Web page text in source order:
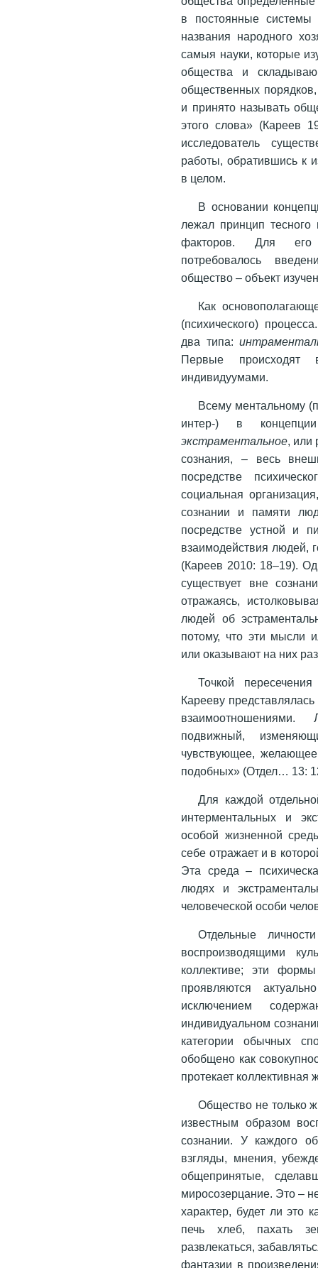
в постоянные
названия народного
самыя науки, которые
общества и
общественных
и принято называть
этого слова» (Кареев
исследователь
работы, обратившись к
в целом.
В основании
лежал принцип тесного
факторов. Для его
потребовалось
общество – объект
Как
(психического)
два типа:
Первые происходят
индивидуумами.
Всему ментальному
интер-) в
экстраментальное, или
сознания, – весь
посредстве
социальная
сознании и памяти
посредстве устной и
взаимодействия людей,
(Кареев 2010: 18–19).
существует вне
отражаясь,
людей об
потому, что эти мысли
или оказывают на них
Точкой
Карееву
подвижный,
чувствующее,
подобных» (Отдел… 13:
Для каждой
интерментальных и
особой жизненной
себе отражает и в
Эта среда –
людях и
человеческой особи
Отдельные
воспроизводящими
коллективе; эти
проявляются
исключением
индивидуальном
категории обычных
обобщено как
протекает коллективная
Общество не только
известным образом
сознании. У каждого
взгляды, мнения,
общепринятые,
миросозерцание. Это –
характер, будет ли это
печь хлеб, пахать
развлекаться,
фантазии в